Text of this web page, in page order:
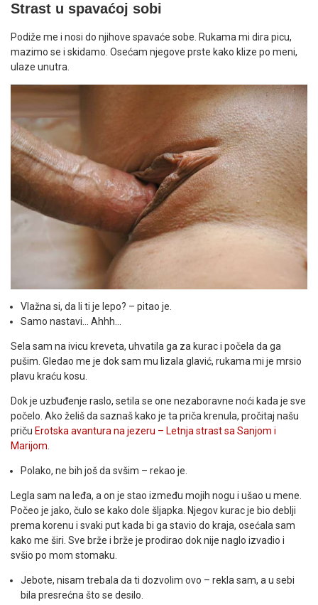
Strast u spavaćoj sobi
Podiže me i nosi do njihove spavaće sobe. Rukama mi dira picu,
mazimo se i skidamo. Osećam njegove prste kako klize po meni,
ulaze unutra.
Vlažna si, da li ti je lepo? – pitao je.
Samo nastavi… Ahhh…
Sela sam na ivicu kreveta, uhvatila ga za kurac i počela da ga
pušim. Gledao me je dok sam mu lizala glavić, rukama mi je mrsio
plavu kraću kosu.
Dok je uzbuđenje raslo, setila se one nezaboravne noći kada je sve
počelo. Ako želiš da saznaš kako je ta priča krenula, pročitaj našu
priču Erotska avantura na jezeru – Letnja strast sa Sanjom i
Marijom.
Polako, ne bih još da svšim – rekao je.
Legla sam na leđa, a on je stao između mojih nogu i ušao u mene.
Počeo je jako, čulo se kako dole šljapka. Njegov kurac je bio deblji
prema korenu i svaki put kada bi ga stavio do kraja, osećala sam
kako me širi. Sve brže i brže je prodirao dok nije naglo izvadio i
svšio po mom stomaku.
Jebote, nisam trebala da ti dozvolim ovo – rekla sam, a u sebi
bila presrećna što se desilo.